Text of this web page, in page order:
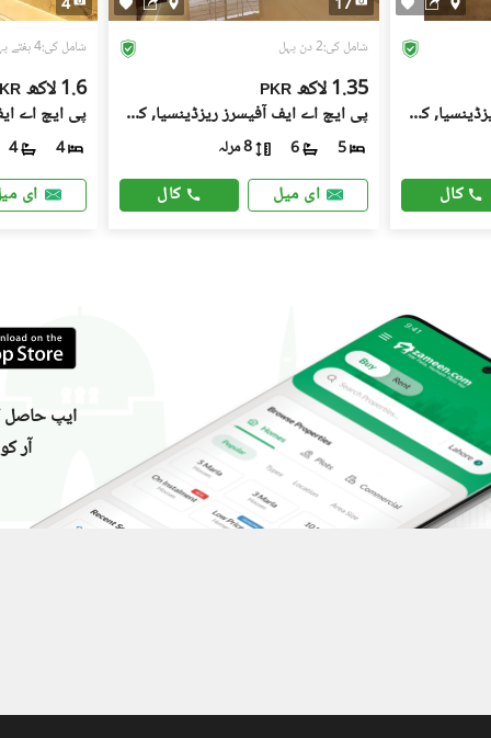
4
شامل کی:4 ہفتے پہل
1.6 لاکھ
4
4
ای
17
شامل کی:2 دن پہل
PKR 1.35 لاکھ
پی ایچ اے ایف آفیسرز ریزڈینسیا, کوری روڈ
5
6 8 مرلہ
ای میل کال
پی ایچ اے ایف آفیسرز ریزڈینسیا, کوری روڈ
کال
ایپ حاصل
آر